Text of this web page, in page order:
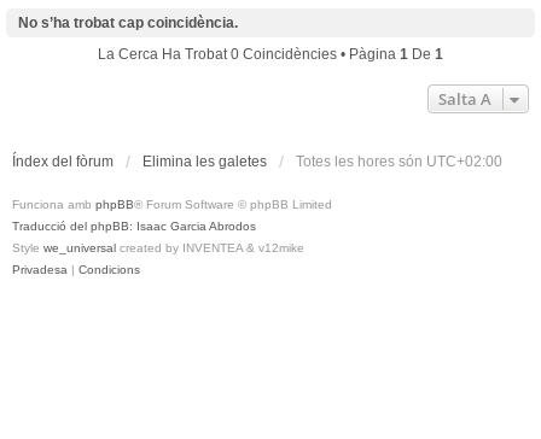
No s’ha trobat cap coincidència.
La Cerca Ha Trobat 0 Coincidències • Pàgina 1 De 1
Salta A
Índex del fòrum Elimina les galetes Totes les hores són UTC+02:00
Funciona amb phpBB® Forum Software © phpBB Limited
Traducció del phpBB: Isaac Garcia Abrodos
Style we_universal created by INVENTEA & v12mike
Privadesa | Condicions